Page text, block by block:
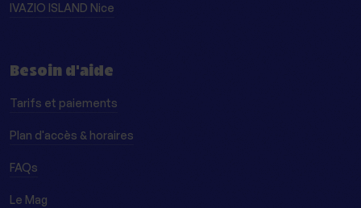
IVAZIO ISLAND Nice
Besoin d'aide
Tarifs et paiements
Plan d'accès & horaires
FAQs
Le Mag